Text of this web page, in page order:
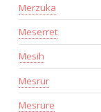
Merzuka
Meserret
Mesih
Mesrur
Mesrure